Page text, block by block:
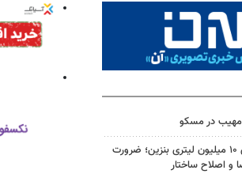
مهیب در مسکو
بحران ناترازی ۱۰ میلیون لیتری بنزین؛ ضرورت
و اصلاح ساختار